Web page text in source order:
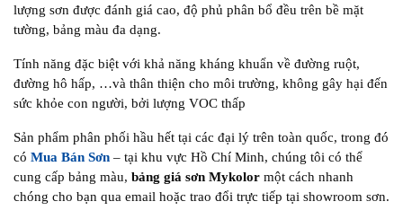
lượng sơn được đánh giá cao, độ phủ phân bổ đều trên bề mặt
tường, bảng màu đa dạng.
Tính năng đặc biệt với khả năng kháng khuẩn về đường ruột,
đường hô hấp, …và thân thiện cho môi trường, không gây hại đến
sức khỏe con người, bởi lượng VOC thấp
Sản phẩm phân phối hầu hết tại các đại lý trên toàn quốc, trong đó
có Mua Bán Sơn – tại khu vực Hồ Chí Minh, chúng tôi có thể
cung cấp bảng màu, bảng giá sơn Mykolor một cách nhanh
chóng cho bạn qua email hoặc trao đổi trực tiếp tại showroom sơn.